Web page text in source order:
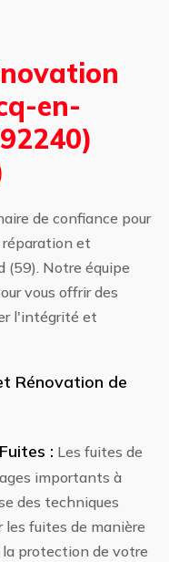
en-
de confiance pour
et
(59). Notre équipe
vous offrir des
l'intégrité et
Rénovation de
: Les fuites de
importants à
des techniques
fuites de manière
protection de votre